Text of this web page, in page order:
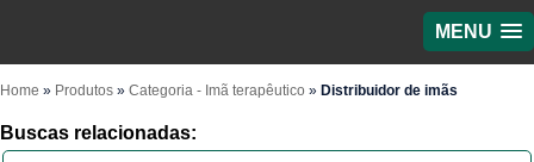
MENU
Home » Produtos » Categoria - Imã terapêutico » Distribuidor de imãs
Buscas relacionadas: